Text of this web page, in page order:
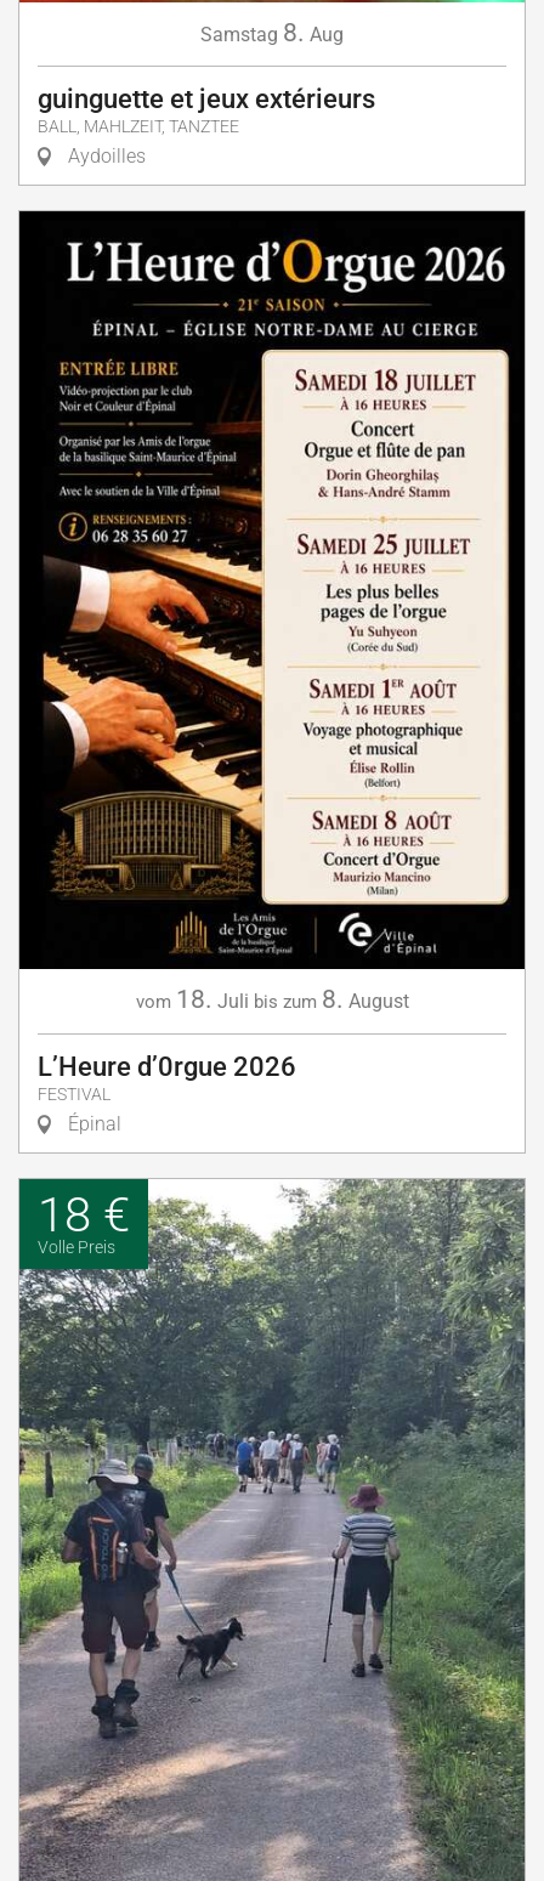
Samstag 8. Aug
guinguette et jeux extérieurs
BALL, MAHLZEIT, TANZTEE
Aydoilles
vom 18. Juli bis zum 8. August
L’Heure d’0rgue 2026
FESTIVAL
Épinal
18 €
Volle Preis